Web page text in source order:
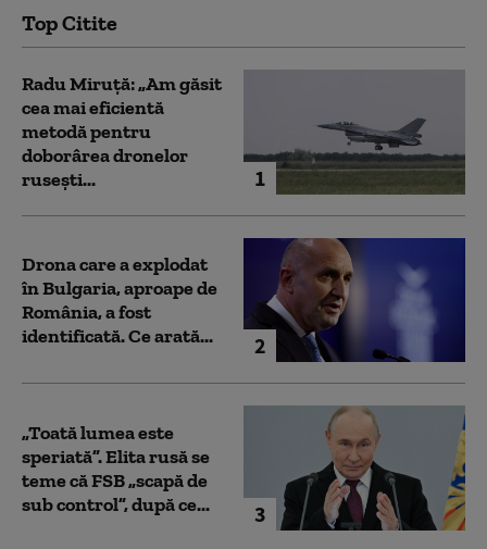
Top Citite
1
Radu Miruță: „Am găsit
cea mai eficientă
metodă pentru
doborârea dronelor
rusești...
2
Drona care a explodat
în Bulgaria, aproape de
România, a fost
identificată. Ce arată...
3
„Toată lumea este
speriată”. Elita rusă se
teme că FSB „scapă de
sub control”, după ce...